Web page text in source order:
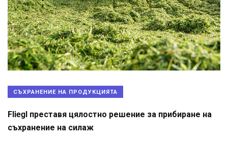
СЪХРАНЕНИЕ НА ПРОДУКЦИЯТА
Fliegl преставя цялостно решение за прибиране на
съхранение на силаж